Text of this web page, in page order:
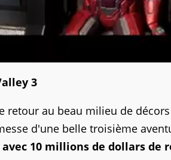
3
retour au beau milieu de
d'une belle troisième
10 millions de dollars de